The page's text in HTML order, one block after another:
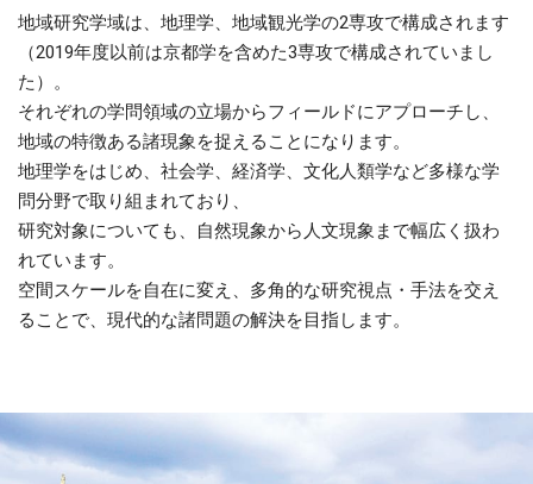
地域研究学域は、地理学、地域観光学の2専攻で構成されます
（2019年度以前は京都学を含めた3専攻で構成されていまし
た）。
それぞれの学問領域の立場からフィールドにアプローチし、
地域の特徴ある諸現象を捉えることになります。
地理学をはじめ、社会学、経済学、文化人類学など多様な学
問分野で取り組まれており、
研究対象についても、自然現象から人文現象まで幅広く扱わ
れています。
空間スケールを自在に変え、多角的な研究視点・手法を交え
ることで、現代的な諸問題の解決を目指します。